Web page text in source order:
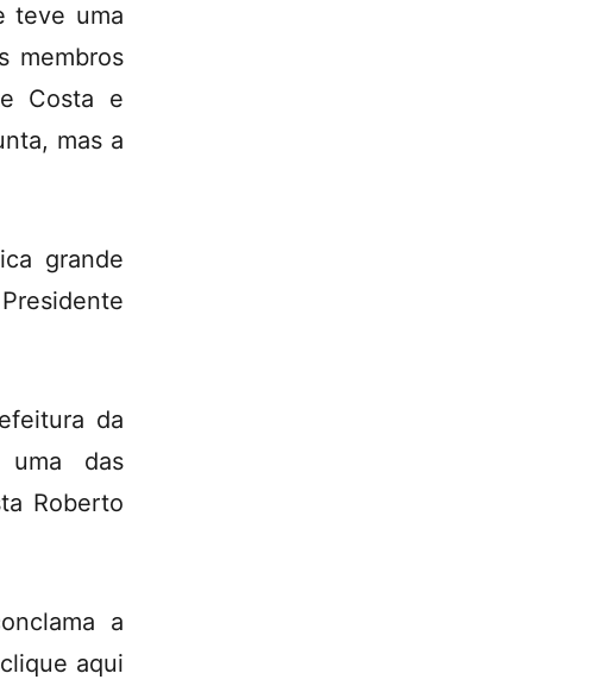
teve uma
membros
Costa e
mas a
grande
da
uma das
Roberto
a
aqui